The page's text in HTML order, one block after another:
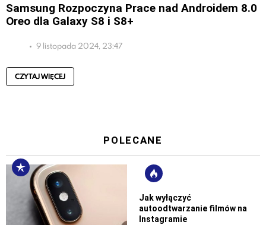
Samsung Rozpoczyna Prace nad Androidem 8.0
Oreo dla Galaxy S8 i S8+
9 listopada 2024, 23:47
CZYTAJ WIĘCEJ
POLECANE
Jak wyłączyć
autoodtwarzanie filmów na
Instagramie